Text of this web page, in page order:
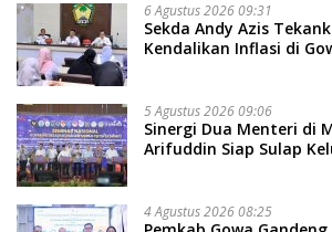
6 Agustus 2026 09:31
Sekda Andy Azis
Kendalikan Inflasi di
5 Agustus 2026 09:06
Sinergi Dua Menteri di
Arifuddin Siap Sulap
4 Agustus 2026 08:25